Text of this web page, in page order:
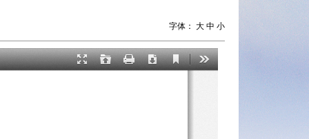
字体： 大 中 小